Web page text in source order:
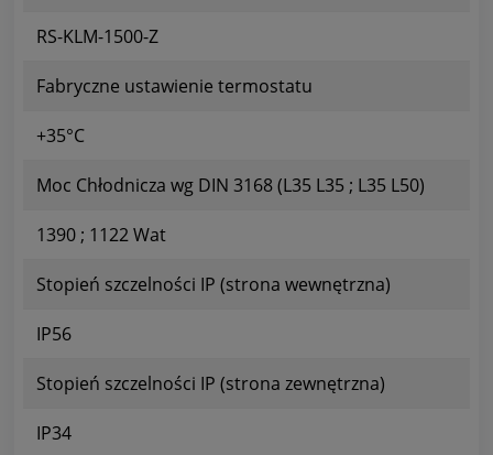
RS-KLM-1500-Z
Fabryczne ustawienie termostatu
+35°C
Moc Chłodnicza wg DIN 3168 (L35 L35 ; L35 L50)
1390 ; 1122 Wat
Stopień szczelności IP (strona wewnętrzna)
IP56
Stopień szczelności IP (strona zewnętrzna)
IP34